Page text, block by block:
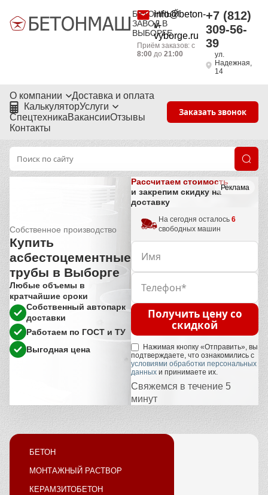
БЕТОННЫЙ
ЗАВОД В
ВЫБОРГЕ
info@beton-
v-
vyborge.ru
Приём заказов: с
8:00до 21:00
+7 (812)
309-56-
39
ул.
Надежная,
14
О компании
Доставка и оплата
КалькуляторУслуги
СпецтехникаВакансииОтзывы
Контакты
Заказать звонок
Реклама
Собственное производство
Купить
асбестоцементные
трубы в Выборге
Любые объемы в
кратчайшие сроки
Собственный автопарк
доставки
Работаем по ГОСТ и ТУ
Выгодная цена
Рассчитаем стоимость
и закрепим скидку на
доставку
На сегодня осталось 6
свободных машин
Получить цену со
скидкой
Нажимая кнопку «Отправить», вы
подтверждаете, что ознакомились с
условиями обработки персональных
данных и принимаете их.
Свяжемся в течение 5
минут
БЕТОН
МОНТАЖНЫЙ РАСТВОР
КЕРАМЗИТОБЕТОН